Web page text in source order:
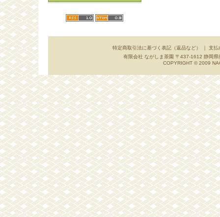
特定商取引法に基づく表記（返品など）
支払
有限会社 ながしま茶園 〒437-1612 静岡
COPYRIGHT © 2009